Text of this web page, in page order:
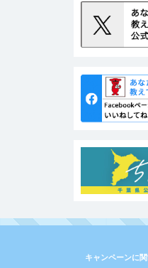
キャンペーンに